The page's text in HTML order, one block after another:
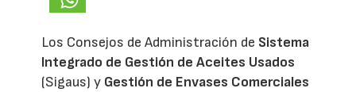
Los Consejos de Administración de Sistema
Integrado de Gestión de Aceites Usados
(Sigaus) y Gestión de Envases Comerciales